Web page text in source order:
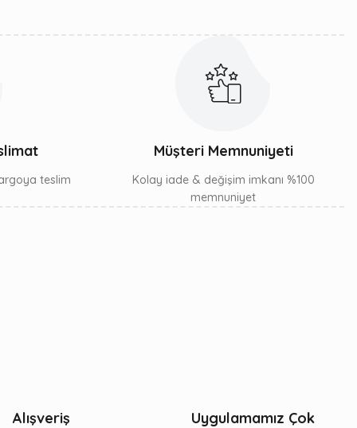
teslim
Müşteri Memnuniyeti
Kolay iade & değişim imkanı %100
memnuniyet
Alışveriş
Uygulamamız Çok